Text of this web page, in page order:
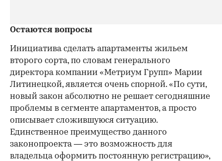
Остаются вопросы
Инициатива сделать апартаменты жильем
второго сорта, по словам генерального
директора компании «Метриум Групп» Марии
Литинецкой, является очень спорной. «По сути,
новый закон абсолютно не решает сегодняшние
проблемы в сегменте апартаментов, а просто
описывает сложившуюся ситуацию.
Единственное преимущество данного
законопроекта — это возможность для
владельца оформить постоянную регистрацию»,